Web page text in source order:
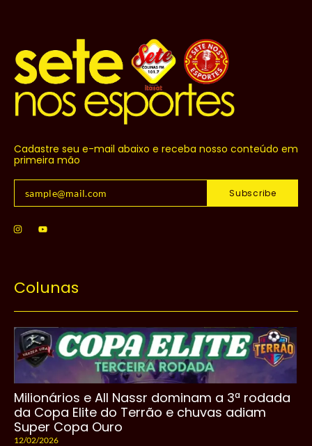
Cadastre seu e-mail abaixo e receba nosso conteúdo em
primeira mão
Subscribe
Colunas
Milionários e All Nassr dominam a 3ª rodada
da Copa Elite do Terrão e chuvas adiam
Super Copa Ouro
12/02/2026